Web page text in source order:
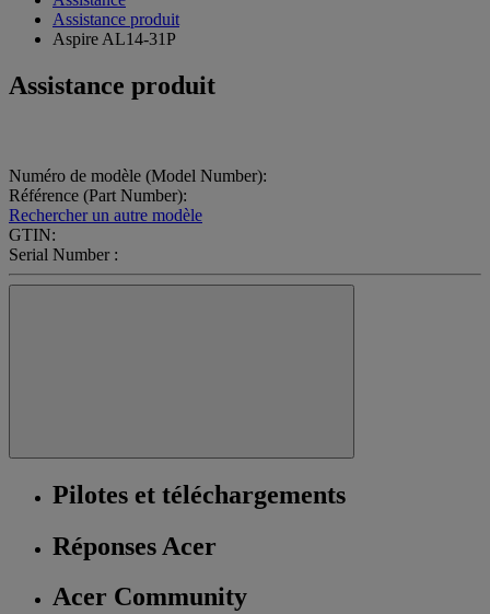
Assistance produit
Aspire AL14-31P
Assistance produit
Numéro de modèle (Model Number):
Référence (Part Number):
Rechercher un autre modèle
GTIN:
Serial Number :
Pilotes et téléchargements
Réponses Acer
Acer Community